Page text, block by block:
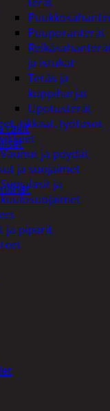
Puuporanterät
ja istukat
Teräs ja
kuppiharjat
Upotusterät
tikkaat, työtasot
Vaunut ja pöydät
ja suojaimet
Suojalasit ja
kuulosuojaimet
ja piparit
takit